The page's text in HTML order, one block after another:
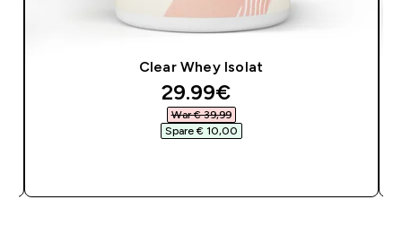
Clear Whey Isolat
discounted price
29.99€‎
War € 39,99‎
Spare € 10,00‎